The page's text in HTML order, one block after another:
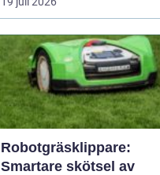
Robotgräsklippare:
Smartare skötsel av